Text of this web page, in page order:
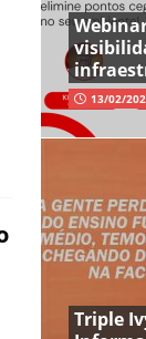
13/02/
Triple